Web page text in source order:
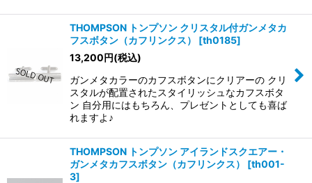
THOMPSON トンプソン クリスタル付ガンメタカ
フスボタン（カフリンクス）
[th0185]
13,200円(税込)
ガンメタカラーのカフスボタンにクリアーの クリ
スタルが配置されたスタイリッシュなカフスボタ
ン 自分用にはもちろん、プレゼントとしても喜ば
れますよ♪
THOMPSON トンプソン アイランドスクエアー・
ガンメタカフスボタン（カフリンクス）
[th001-
3]